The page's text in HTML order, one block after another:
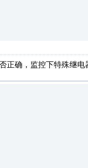
正确，监控下特殊继电